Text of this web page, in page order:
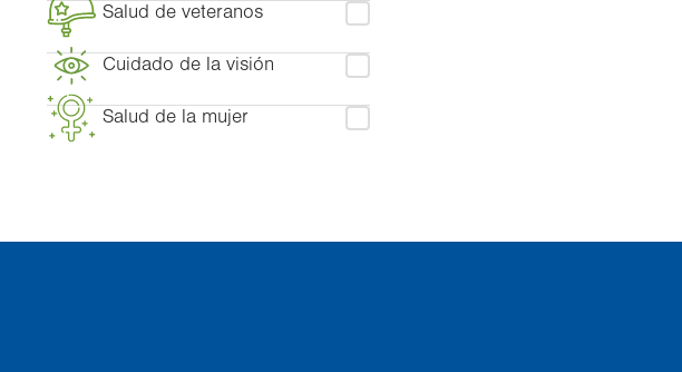
Salud de veteranos
Cuidado de la visión
Salud de la mujer